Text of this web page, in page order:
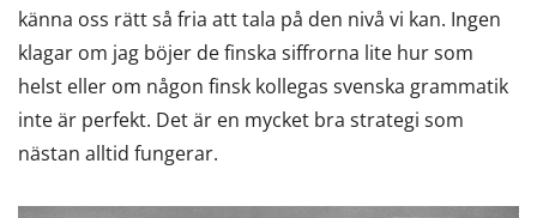
känna oss rätt så fria att tala på den nivå vi kan. Ingen
klagar om jag böjer de finska siffrorna lite hur som
helst eller om någon finsk kollegas svenska grammatik
inte är perfekt. Det är en mycket bra strategi som
nästan alltid fungerar.